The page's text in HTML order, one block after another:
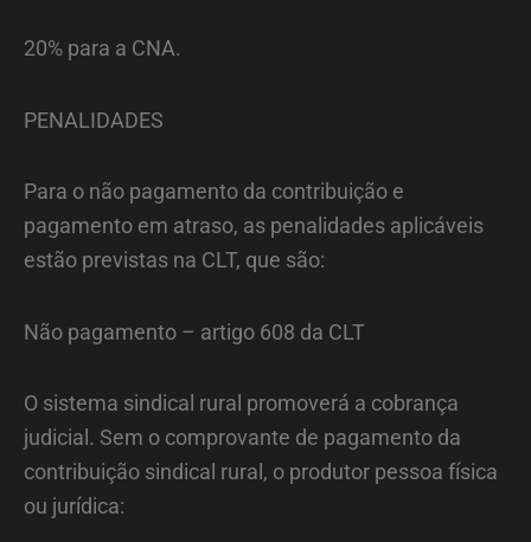
20% para a CNA.
PENALIDADES
Para o não pagamento da contribuição e
pagamento em atraso, as penalidades aplicáveis
estão previstas na CLT, que são:
Não pagamento – artigo 608 da CLT
O sistema sindical rural promoverá a cobrança
judicial. Sem o comprovante de pagamento da
contribuição sindical rural, o produtor pessoa física
ou jurídica: